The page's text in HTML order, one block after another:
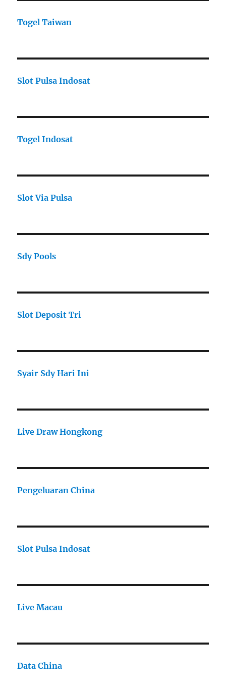
Togel Taiwan
Slot Pulsa Indosat
Togel Indosat
Slot Via Pulsa
Sdy Pools
Slot Deposit Tri
Syair Sdy Hari Ini
Live Draw Hongkong
Pengeluaran China
Slot Pulsa Indosat
Live Macau
Data China